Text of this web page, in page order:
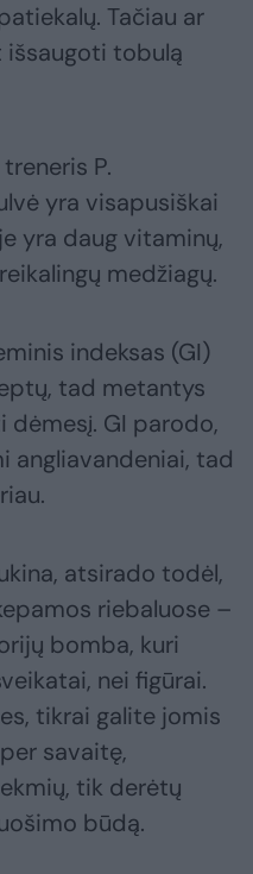
Tačiau ar
tobulą
P.
yra visapusiškai
yra daug vitaminų,
medžiagų.
indeksas (GI)
tad metantys
GI parodo,
angliavandeniai, tad
atsirado todėl,
riebaluose –
bomba, kuri
nei figūrai.
tikrai galite jomis
savaitę,
tik derėtų
būdą.